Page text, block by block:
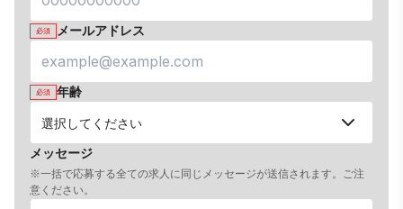
必須 メールアドレス
必須 年齢
メッセージ
※一括で応募する全ての求人に同じメッセージが送信されます。ご注
意ください。